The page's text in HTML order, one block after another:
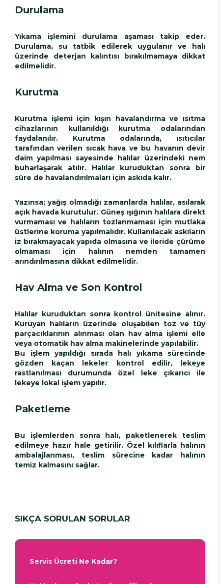
Durulama
Yıkama işlemini durulama aşaması takip eder.
Durulama, su tatbik edilerek uygulanır ve halı
üzerinde deterjan kalıntısı bırakılmamaya dikkat
edilmelidir.
Kurutma
Kurutma işlemi için kışın havalandırma ve ısıtma
cihazlarının kullanıldığı kurutma odalarından
faydalanılır. Kurutma odalarında, ısıtıcılar
tarafından verilen sıcak hava ve bu havanın devir
daim yapılması sayesinde halılar üzerindeki nem
buharlaşarak atılır. Halılar kuruduktan sonra bir
süre de havalandırılmaları için askıda kalır.
Yazınsa; yağış olmadığı zamanlarda halılar, asılarak
açık havada kurutulur. Güneş ışığının halılara direkt
vurmaması ve halıların tozlanmaması için mutlaka
üstlerine koruma yapılmalıdır. Kullanılacak askıların
iz bırakmayacak yapıda olmasına ve ileride çürüme
olmaması için halının nemden tamamen
arındırılmasına dikkat edilmelidir.
Hav Alma ve Son Kontrol
Halılar kuruduktan sonra kontrol ünitesine alınır.
Kuruyan halıların üzerinde oluşabilen toz ve tüy
parçacıklarının alınması olan hav alma işlemi elle
veya otomatik hav alma makinelerinde yapılabilir.
Bu işlem yapıldığı sırada halı yıkama sürecinde
gözden kaçan lekeler kontrol edilir, lekeye
rastlanılması durumunda özel leke çıkarıcı ile
lekeye lokal işlem yapılır.
Paketleme
Bu işlemlerden sonra halı, paketlenerek teslim
edilmeye hazır hale getirilir. Özel kılıflarla halının
ambalajlanması, teslim sürecine kadar halının
temiz kalmasını sağlar.
SIKÇA SORULAN SORULAR
Servis Ücreti Ne Kadar?